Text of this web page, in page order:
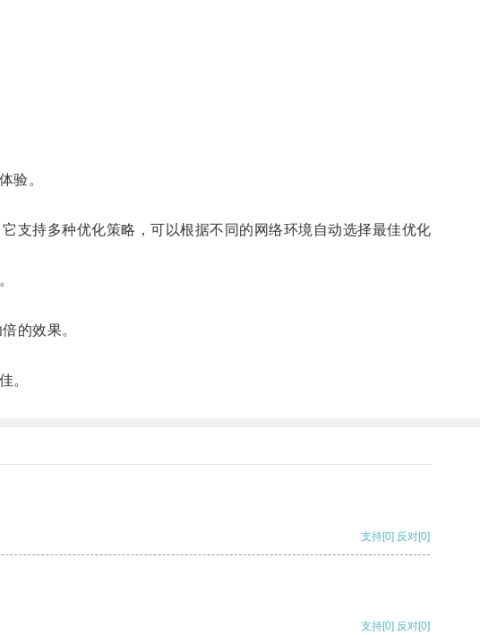
验。
持多种优化策略，可以根据不同的网络环境自动选择最佳优化
的效果。
。
支持[0] 反对[0]
支持[0] 反对[0]